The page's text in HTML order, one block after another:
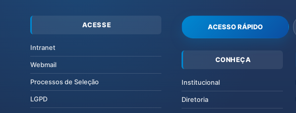
ACESSE
Intranet
Webmail
Processos de Seleção
LGPD
ACESSO RÁPIDO
CONHEÇA
Institucional
Diretoria